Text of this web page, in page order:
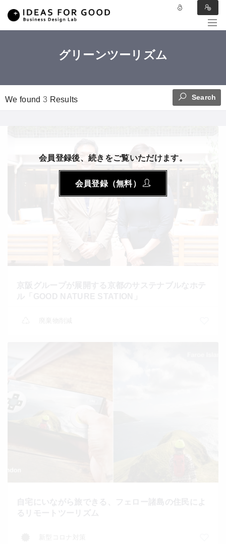
グリーンツーリズム
We found 3 Results Search
会員登録後、続きをご覧いただけます。
会員登録（無料）